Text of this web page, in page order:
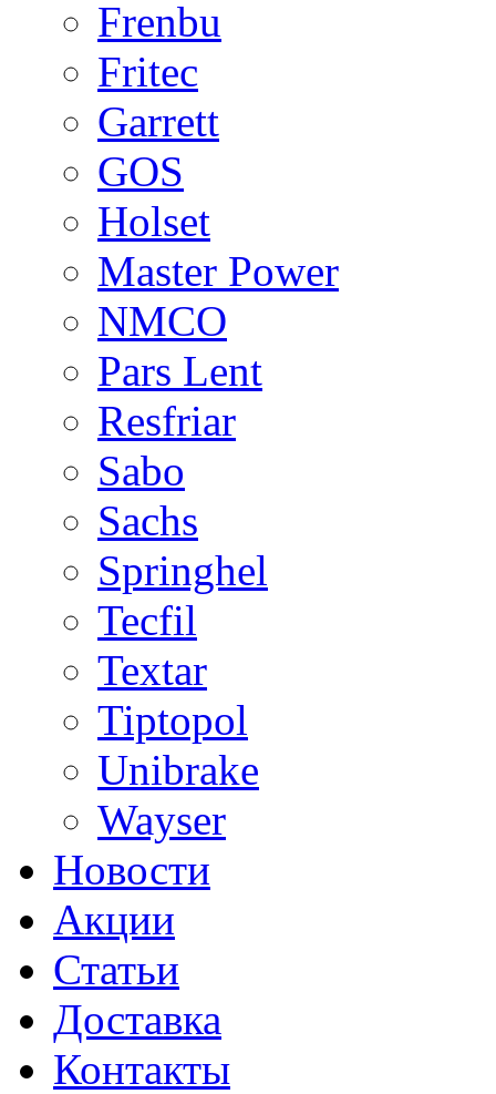
Frenbu
Fritec
Garrett
GOS
Holset
Master Power
NMCO
Pars Lent
Resfriar
Sabo
Sachs
Springhel
Tecfil
Textar
Tiptopol
Unibrake
Wayser
Новости
Акции
Статьи
Доставка
Контакты